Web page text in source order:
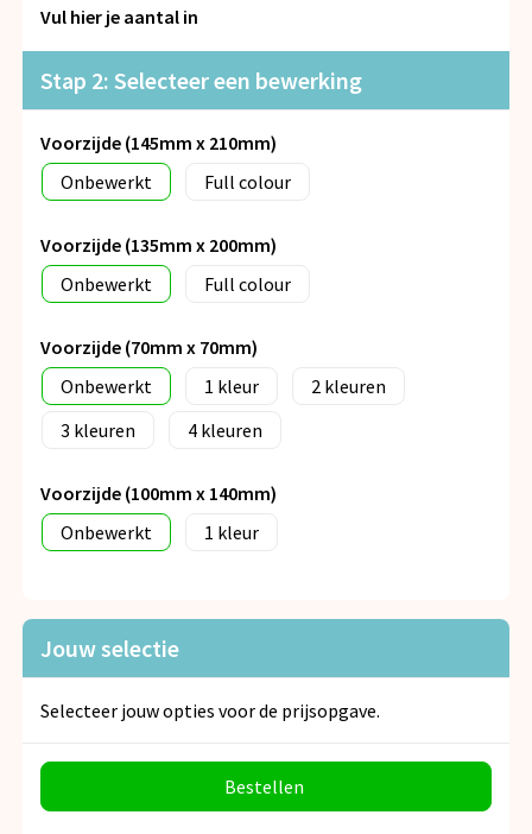
Snoepgoed
Spellen voor binnen en buiten
Veiligheid, Auto en Fiets
Vrije tijd en Strand
Anti-stress
Vul hier je aantal in
Stap 2: Selecteer een bewerking
Voorzijde (145mm x 210mm)
Onbewerkt
Full colour
Voorzijde (135mm x 200mm)
Onbewerkt
Full colour
Voorzijde (70mm x 70mm)
Onbewerkt
1
2
3
4
Voorzijde (100mm x 140mm)
Onbewerkt
1
Jouw selectie
Selecteer jouw opties voor de prijsopgave.
Bestellen